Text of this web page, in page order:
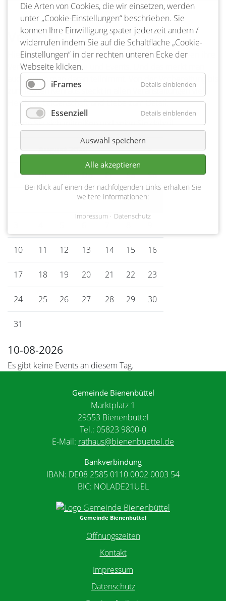
Veranstaltungskalender
Hier ist ja richtig was los! Ja, die Bienenbütteler lieben ihre
Veranstaltungen, Feste und Events. Und das merkt man
auch, wenn man daran teilnimmt. Von der Vorbereitung bis
zum letzten Kehraus steckt in allen Veranstaltungen viel
Herzblut, Leidenschaft und Liebe zum Detail.
Lassen Sie sich mitreißen und seien Sie dabei!
August 2026 >
Montag
Dienstag
Mittwoch
Donnerstag
Freitag
Samstag
Sonntag
1 2
10 11 12 13 14 15 16
17 18 19 20 21 22 23
24 25 26 27 28 29 30
31
10-08-2026
Es gibt keine Events an diesem Tag.
Gemeinde Bienenbüttel
Marktplatz 1
29553 Bienenbüttel
Tel.: 05823 9800-0
E-Mail: rathaus@bienenbuettel.de
Bankverbindung
IBAN: DE08 2585 0110 0002 0003 54
BIC: NOLADE21UEL
Gemeinde Bienenbüttel
Öffnungszeiten
Kontakt
Impressum
Datenschutz
Die Arten von Cookies, die wir einsetzen, werden
unter „Cookie-Einstellungen“ beschrieben. Sie
können Ihre Einwilligung später jederzeit ändern /
widerrufen indem Sie auf die Schaltfläche „Cookie-
Einstellungen“ in der rechten unteren Ecke der
Webseite klicken.
iFrames
Details einblenden
Essenziell Details einblenden
Auswahl speichern
Alle akzeptieren
Bei Klick auf einen der nachfolgenden Links erhalten Sie
weitere Informationen:
Impressum Datenschutz